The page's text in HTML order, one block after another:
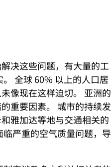
决这些问题，有大量的工
全球 60% 以上的人口居
像现在这样迫切。 亚洲的
重要因素。 城市的持续发
雅加达等地与交通相关的
严重的空气质量问题，导